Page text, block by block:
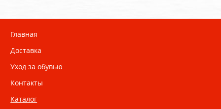
Главная
Доставка
Уход за обувью
Контакты
Каталог